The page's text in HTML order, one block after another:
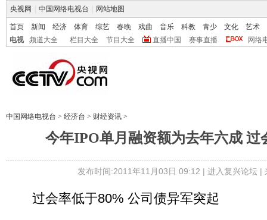
央视网 中国网络电视台 网站地图
首页 新闻 经济 体育 综艺 春晚 戏曲 音乐 科教 青少 文化
艺术
电视
频道大全 栏目大全 节目大全 直播中国 赛事直播 网络
中国网络电视台 > 经济台 > 财经资讯 >
今年IPO单月融资额为去年六成 过
发布时间:2011年11月03日 09:12 | 进入复兴论坛|
过会率低于80% 公司债异军突起